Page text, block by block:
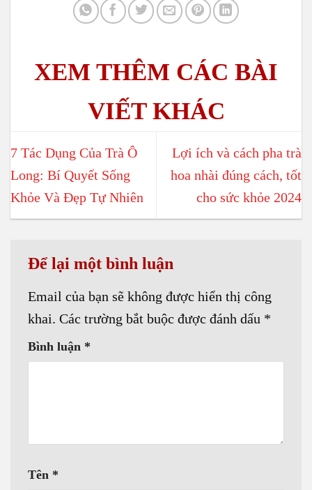
7 Tác Dụng Của Trà Ô
Long: Bí Quyết Sống
Khỏe Và Đẹp Tự Nhiên
Lợi ích và cách pha trà
hoa nhài đúng cách, tốt
cho sức khỏe 2024
Để lại một bình luận
Email của bạn sẽ không được hiển thị công
khai. Các trường bắt buộc được đánh dấu *
Bình luận *
Tên *